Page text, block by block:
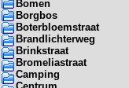
Bomen
Borgbos
Boterbloemstraat
Brandlichterweg
Brinkstraat
Bromeliastraat
Camping